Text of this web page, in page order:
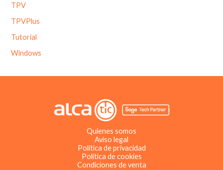
TPV
TPVPlus
Tutorial
Windows
Quienes somos
Aviso legal
Política de privacidad
Política de cookies
Condiciones de venta